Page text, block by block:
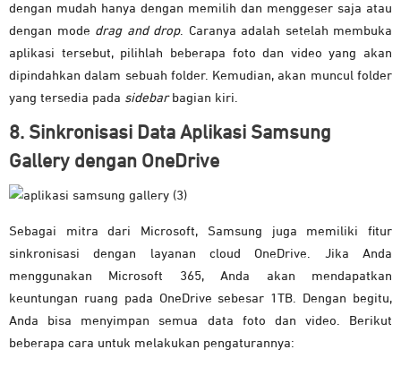
dengan mudah hanya dengan memilih dan menggeser saja atau
dengan mode drag and drop. Caranya adalah setelah membuka
aplikasi tersebut, pilihlah beberapa foto dan video yang akan
dipindahkan dalam sebuah folder. Kemudian, akan muncul folder
yang tersedia pada sidebarbagian kiri.
8. Sinkronisasi Data Aplikasi Samsung
Gallery dengan OneDrive
Sebagai mitra dari Microsoft, Samsung juga memiliki fitur
sinkronisasi dengan layanan cloud OneDrive. Jika Anda
menggunakan Microsoft 365, Anda akan mendapatkan
keuntungan ruang pada OneDrive sebesar 1TB. Dengan begitu,
Anda bisa menyimpan semua data foto dan video. Berikut
beberapa cara untuk melakukan pengaturannya: